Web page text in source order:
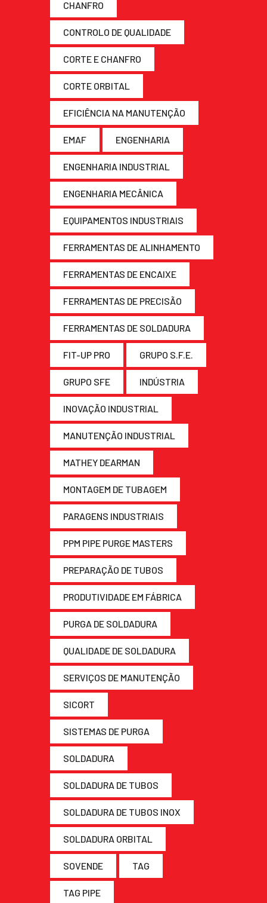
CHANFRO
CONTROLO DE QUALIDADE
CORTE E CHANFRO
CORTE ORBITAL
EFICIÊNCIA NA MANUTENÇÃO
EMAF ENGENHARIA
ENGENHARIA INDUSTRIAL
ENGENHARIA MECÂNICA
EQUIPAMENTOS INDUSTRIAIS
FERRAMENTAS DE ALINHAMENTO
FERRAMENTAS DE ENCAIXE
FERRAMENTAS DE PRECISÃO
FERRAMENTAS DE SOLDADURA
FIT-UP PRO GRUPO S.F.E.
GRUPO SFE INDÚSTRIA
INOVAÇÃO INDUSTRIAL
MANUTENÇÃO INDUSTRIAL
MATHEY DEARMAN
MONTAGEM DE TUBAGEM
PARAGENS INDUSTRIAIS
PPM PIPE PURGE MASTERS
PREPARAÇÃO DE TUBOS
PRODUTIVIDADE EM FÁBRICA
PURGA DE SOLDADURA
QUALIDADE DE SOLDADURA
SERVIÇOS DE MANUTENÇÃO
SICORT
SISTEMAS DE PURGA
SOLDADURA
SOLDADURA DE TUBOS
SOLDADURA DE TUBOS INOX
SOLDADURA ORBITAL
SOVENDE TAG
TAG PIPE